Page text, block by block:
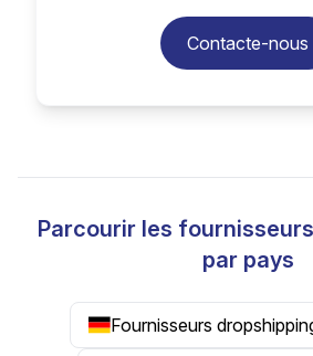
Contacte-nous
Parcourir les
par pays
Fournisseurs